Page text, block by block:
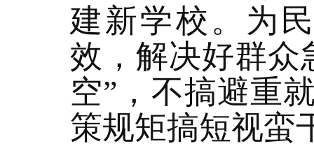
建新学校。为
效，解决好群众
空”，不搞避重
策规矩搞短视蛮